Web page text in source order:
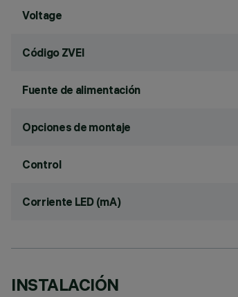
Voltage
Código ZVEI
Fuente de alimentación
Opciones de montaje
Control
Corriente LED (mA)
INSTALACIÓN